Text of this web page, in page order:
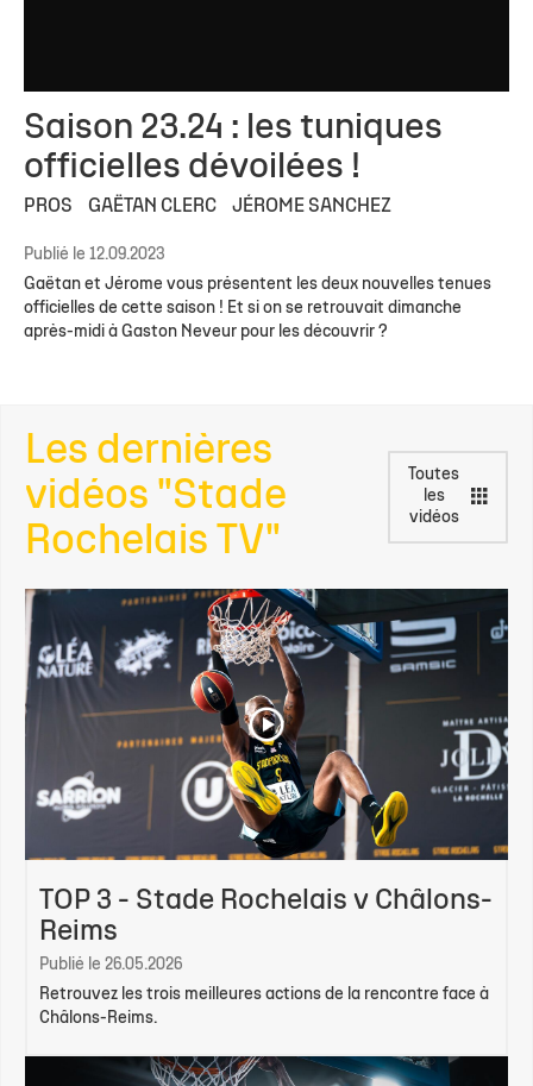
Saison 23.24 : les tuniques
officielles dévoilées !
PROS GAËTAN CLERC JÉROME SANCHEZ
Publié le 12.09.2023
Gaëtan et Jérome vous présentent les deux nouvelles tenues
officielles de cette saison ! Et si on se retrouvait dimanche
après-midi à Gaston Neveur pour les découvrir ?
Les dernières
vidéos "Stade
Rochelais TV"
Toutes
les
vidéos
TOP 3 - Stade Rochelais v Châlons-
Reims
Publié le 26.05.2026
Retrouvez les trois meilleures actions de la rencontre face à
Châlons-Reims.